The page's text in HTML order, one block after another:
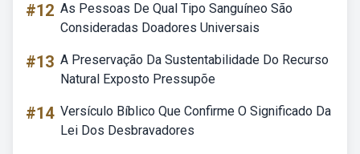
#12 As Pessoas De Qual Tipo Sanguíneo São
Consideradas Doadores Universais
#13 A Preservação Da Sustentabilidade Do Recurso
Natural Exposto Pressupõe
#14 Versículo Bíblico Que Confirme O Significado Da
Lei Dos Desbravadores